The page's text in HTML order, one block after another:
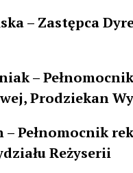
– Zastępca
–
Prodziekan
– Pełnomocnik
Reżyserii